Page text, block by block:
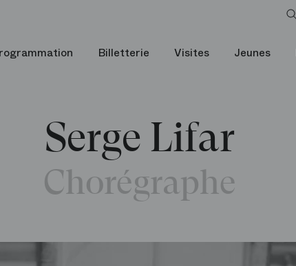
Billetterie Visites Jeunes
Serge Lifar
Chorégraphe